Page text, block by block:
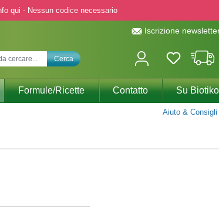
qui - Nessun codice necessario
Iscrizione
Cerca
Formule/Ricette Contatto Su
Aiuto & Consigli